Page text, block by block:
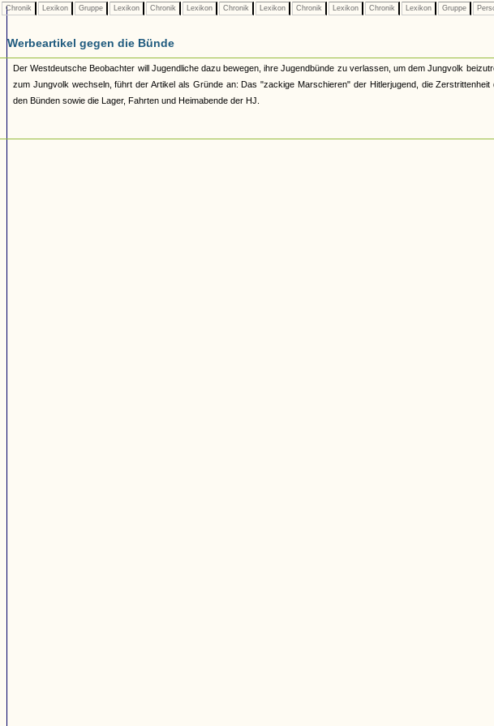
Chronik Lexikon Gruppe Lexikon Chronik Lexikon Chronik Lexikon Chronik Lexikon Chronik Lexikon Gruppe
Werbeartikel gegen die Bünde
Der Westdeutsche Beobachter will Jugendliche dazu bewegen, ihre Jugendbünde zu verlassen, um dem Jungvolk
zum Jungvolk wechseln, führt der Artikel als Gründe an: Das "zackige Marschieren" der Hitlerjugend, die
den Bünden sowie die Lager, Fahrten und Heimabende der HJ.